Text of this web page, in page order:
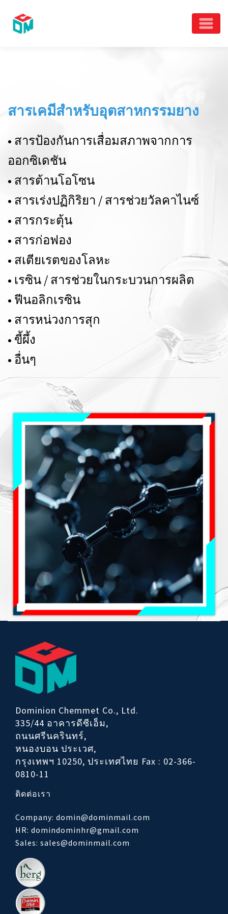
สารเคมีสำหรับอุตสาหกรรมยาง
• สารป้องกันการเสื่อมสภาพจากการ
ออกซิเดชัน
• สารต้านโอโซน
• สารเร่งปฏิกิริยา / สารช่วยวัลคาไนซ์
• สารกระตุ้น
• สารก่อฟอง
• สเตียเรตของโลหะ
• เรซิน / สารช่วยในกระบวนการผลิต
• ฟีนอลิกเรซิน
• สารหน่วงการสุก
• ขี้ผึ้ง
• อื่นๆ
Dominion Chemmet Co., Ltd.
335/44 อาคารดีซีเอ็ม,
ถนนศรีนครินทร์,
หนองบอน ประเวศ,
กรุงเทพฯ 10250, ประเทศไทย Fax : 02-366-
0810-11
ติดต่อเรา
Company: domin@dominmail.com
HR: domindominhr@gmail.com
Sales: sales@dominmail.com